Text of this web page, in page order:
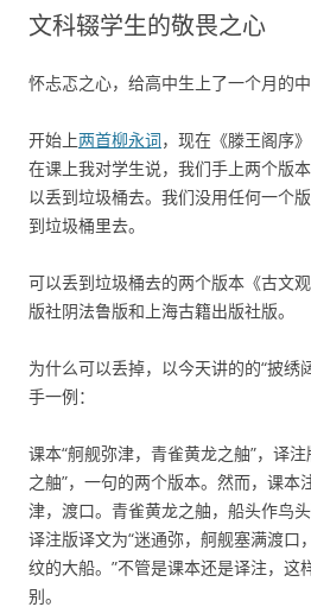
文科辍学生的敬畏之心
怀忐忑之心，给高中生上了一个月的中
开始上两首柳永词，现在《滕王阁序
在课上我对学生说，我们手上两个版
以丢到垃圾桶去。我们没用任何一个
到垃圾桶里去。
可以丢到垃圾桶去的两个版本《古文
版社阴法鲁版和上海古籍出版社版。
为什么可以丢掉，以今天讲的的“披
手一例：
课本“舸舰弥津，青雀黄龙之舳”，译
之舳”，一句的两个版本。然而，课本
津，渡口。青雀黄龙之舳，船头作鸟
译注版译文为“迷通弥，舸舰塞满渡口
纹的大船。”不管是课本还是译注，这
别。